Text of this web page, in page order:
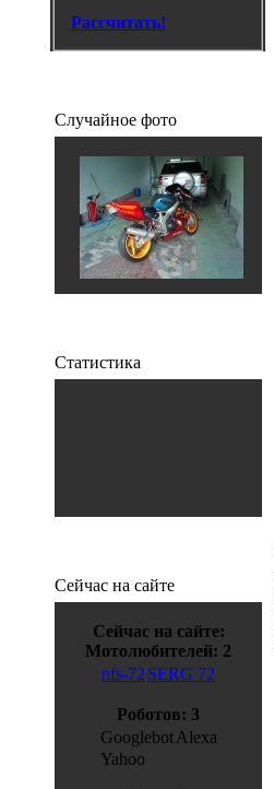
Рассчитать!
Случайное фото
Статистика
Сейчас на сайте
Сейчас на сайте:
Мотолюбителей: 2
nfs-72 SERG 72
Роботов: 3
Googlebot Alexa
Yahoo